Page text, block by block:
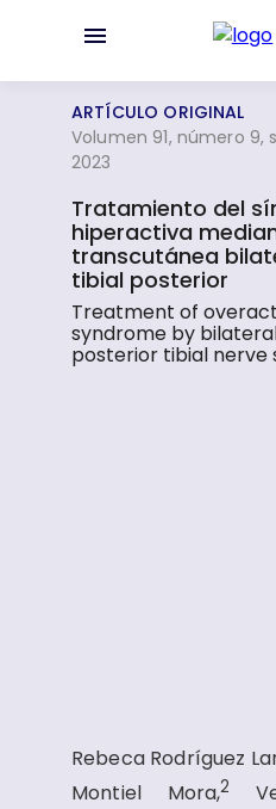
ARTÍCULO ORIGINAL
Volumen 91, número 9,
2023
Tratamiento del
hiperactiva
transcutánea
tibial posterior
Treatment of
syndrome by
posterior tibial nerve
Rebeca Rodríguez
Montiel Mora,2